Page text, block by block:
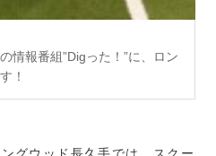
情報番組”Digった！”に、ロン
！